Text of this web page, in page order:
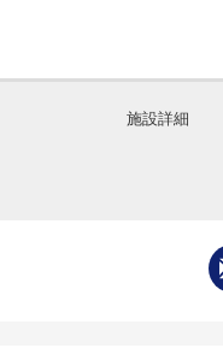
施設詳細